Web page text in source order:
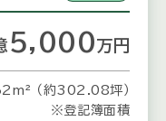
5,000万 円
（約302.08坪）
※登記簿面積